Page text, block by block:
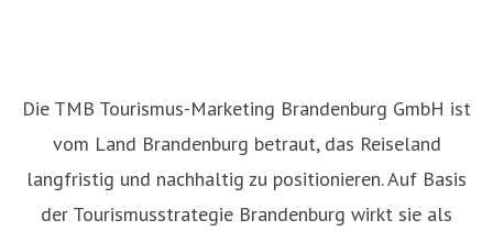
Die TMB Tourismus-Marketing Brandenburg GmbH ist
vom Land Brandenburg betraut, das Reiseland
langfristig und nachhaltig zu positionieren. Auf Basis
der Tourismusstrategie Brandenburg wirkt sie als